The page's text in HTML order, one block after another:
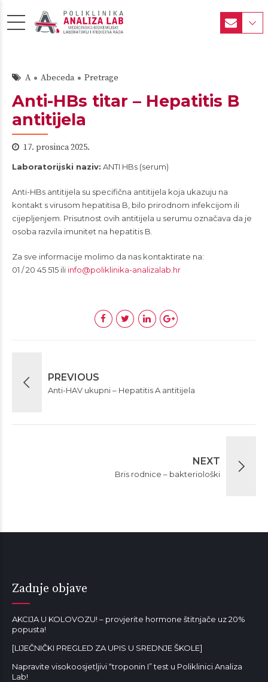
A Abeceda Pretrage
Anti-HBs titar – Hepatitis B
antitijela
17. prosinca 2025.
Laboratorijski naziv: ANTI HBs (serum)
Anti-HBs antitijela su specifična antitijela koja ukazuju na
kontakt s virusom hepatitisa B, bilo prirodnom infekcijom ili
cijepljenjem. Prisutnost ovih antitijela u serumu označava da je
osoba razvila imunitet na hepatitis B.
Za sve informacije molimo da nas kontaktirate na:
01 / 20 45 515 ili info@poliklinika-analizalab.hr
PREVIOUS
Anti-HAV ukupni – Hepatitis A antitijela
NEXT
Bris rodnice – bakteriološki
Zadnje objave
AKCIJA U KOLOVOZU! – provjerite hormone štitnjače uz 20%
popusta!
[LIJEČNIČKI PREGLED ZA UPIS U SREDNJE ŠKOLE]
Napravite visokoosjetljivi “troponin I” test u Poliklinici Analiza
Lab!